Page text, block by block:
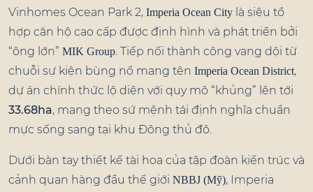
Vinhomes Ocean Park 2, Imperia Ocean City là siêu tổ
hợp căn hộ cao cấp được định hình và phát triển bởi
“ông lớn” MIK Group. Tiếp nối thành công vang dội từ
chuỗi sự kiện bùng nổ mang tên Imperia Ocean District,
dự án chính thức lộ diện với quy mô “khủng” lên tới
33.68ha, mang theo sứ mệnh tái định nghĩa chuẩn
mực sống sang tại khu Đông thủ đô.
Dưới bàn tay thiết kế tài hoa của tập đoàn kiến trúc và
cảnh quan hàng đầu thế giới NBBJ (Mỹ), Imperia